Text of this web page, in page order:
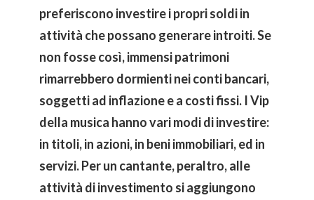
preferiscono investire i propri soldi in
attività che possano generare introiti. Se
non fosse così, immensi patrimoni
rimarrebbero dormienti nei conti bancari,
soggetti ad inflazione e a costi fissi. I Vip
della musica hanno vari modi di investire:
in titoli, in azioni, in beni immobiliari, ed in
servizi. Per un cantante, peraltro, alle
attività di investimento si aggiungono